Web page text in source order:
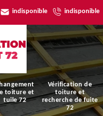
indisponible indisponible
toiture et
tuile 72
Vérification de
toiture et
recherche de fuite
72